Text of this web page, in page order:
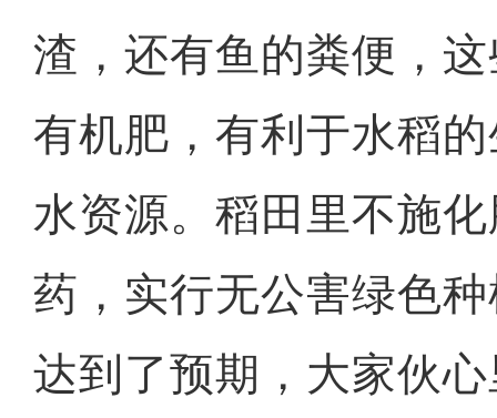
渣，还有鱼的粪便，
有机肥，有利于水稻
水资源。稻田里不施
药，实行无公害绿色
达到了预期，大家伙